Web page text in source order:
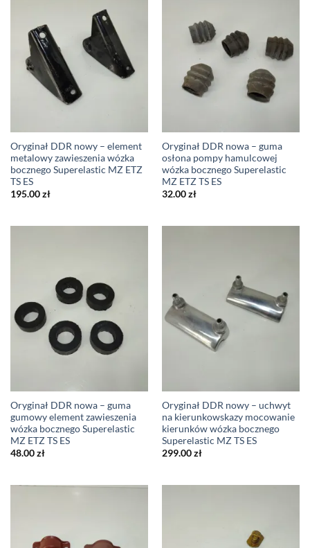
Oryginał DDR nowy – element
metalowy zawieszenia wózka
bocznego Superelastic MZ ETZ
TS ES
195.00zł
Oryginał DDR nowa – guma
osłona pompy hamulcowej
wózka bocznego Superelastic
MZ ETZ TS ES
32.00zł
Oryginał DDR nowa – guma
gumowy element zawieszenia
wózka bocznego Superelastic
MZ ETZ TS ES
48.00zł
Oryginał DDR nowy – uchwyt
na kierunkowskazy mocowanie
kierunków wózka bocznego
Superelastic MZ TS ES
299.00zł